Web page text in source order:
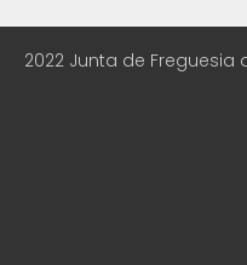
2022 Junta de Freguesia